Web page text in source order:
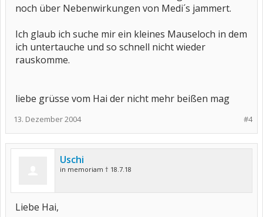
noch über Nebenwirkungen von Medi´s jammert.
Ich glaub ich suche mir ein kleines Mauseloch in dem
ich untertauche und so schnell nicht wieder
rauskomme.
liebe grüsse vom Hai der nicht mehr beißen mag
#4
13. Dezember 2004
Uschi
in memoriam † 18.7.18
Liebe Hai,